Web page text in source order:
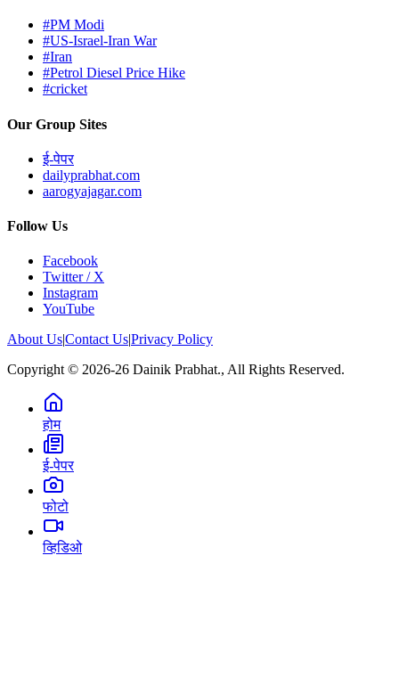
#PM Modi
#US-Israel-Iran War
#Iran
#Petrol Diesel Price Hike
#cricket
Our Group Sites
ई-पेपर
dailyprabhat.com
aarogyajagar.com
Follow Us
Facebook
Twitter / X
Instagram
YouTube
About Us|Contact Us|Privacy Policy
Copyright © 2026-26 Dainik Prabhat., All Rights Reserved.
होम
ई-पेपर
फोटो
व्हिडिओ